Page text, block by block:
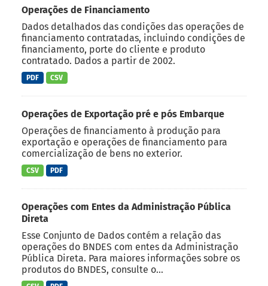
Operações de Financiamento
Dados detalhados das condições das operações de
financiamento contratadas, incluindo condições de
financiamento, porte do cliente e produto
contratado. Dados a partir de 2002.
PDF CSV
Operações de Exportação pré e pós Embarque
Operações de financiamento à produção para
exportação e operações de financiamento para
comercialização de bens no exterior.
CSV PDF
Operações com Entes da Administração Pública
Direta
Esse Conjunto de Dados contém a relação das
operações do BNDES com entes da Administração
Pública Direta. Para maiores informações sobre os
produtos do BNDES, consulte o...